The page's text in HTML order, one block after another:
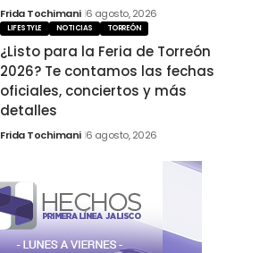
Frida Tochimani 6 agosto, 2026
LIFESTYLE NOTICIAS TORREÓN
¿Listo para la Feria de Torreón
2026? Te contamos las fechas
oficiales, conciertos y más
detalles
Frida Tochimani 6 agosto, 2026